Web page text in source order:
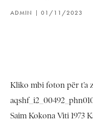
ADMIN 01/11/2023
Kliko mbi foton për t’a
Saim Kokona Viti 1973